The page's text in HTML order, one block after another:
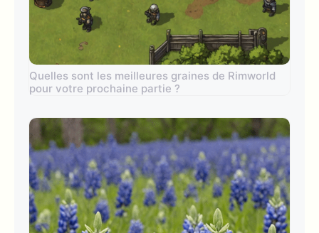
Quelles sont les meilleures graines de Rimworld
pour votre prochaine partie ?